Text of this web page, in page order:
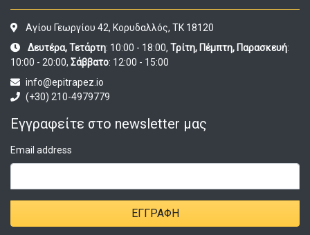
Αγίου Γεωργίου 42, Κορυδαλλός, ΤΚ 18120
Δευτέρα, Τετάρτη: 10:00 - 18:00, Τρίτη, Πέμπτη, Παρασκευή:
10:00 - 20:00, Σάββατο: 12:00 - 15:00
info@epitrapez.io
(+30) 210-4979779
Εγγραφείτε στο newsletter μας
Email address
ΕΓΓΡΑΦΉ